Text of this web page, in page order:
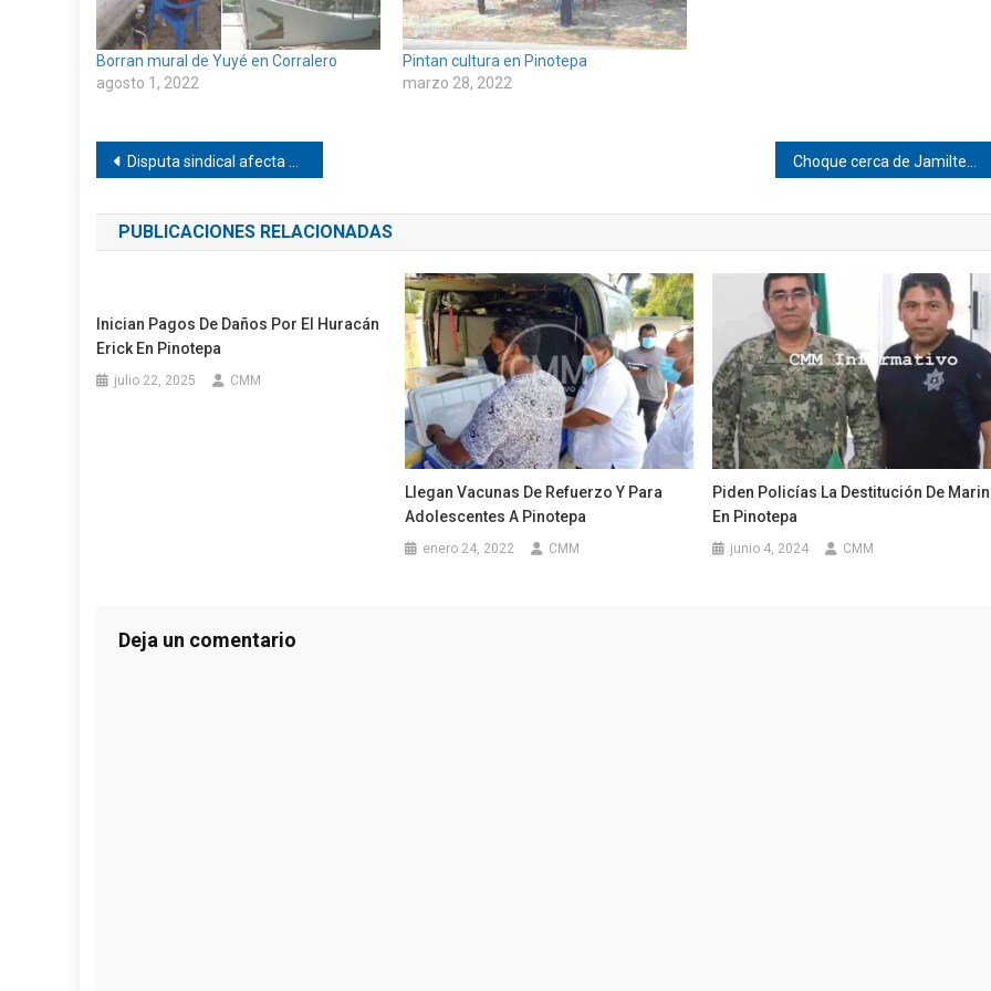
Borran mural de Yuyé en Corralero
agosto 1, 2022
Pintan cultura en Pinotepa
marzo 28, 2022
Navegación
de
entradas
Disputa sindical afecta menores estudiantes de Lo de Soto, Oaxaca
PUBLICACIONES RELACIONADAS
Inician Pagos De Daños Por El Huracán
Erick En Pinotepa
julio 22, 2025 CMM
Llegan Vacunas De Refuerzo Y Para
Adolescentes A Pinotepa
enero 24, 2022 CMM
Piden Policías La Destitución De
En Pinotepa
junio 4, 2024 CMM
Deja un comentario